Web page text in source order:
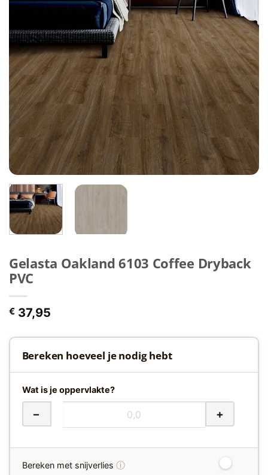
Gelasta Oakland 6103 Coffee Dryback
PVC
€ 37,95
Bereken hoeveel je nodig hebt
Wat is je oppervlakte?
− +
Bereken met snijverlies ⓘ